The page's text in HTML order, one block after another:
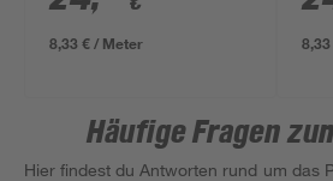
8,33 € / Meter
x
Häufige Fragen
Hier findest du Antworten rund um das